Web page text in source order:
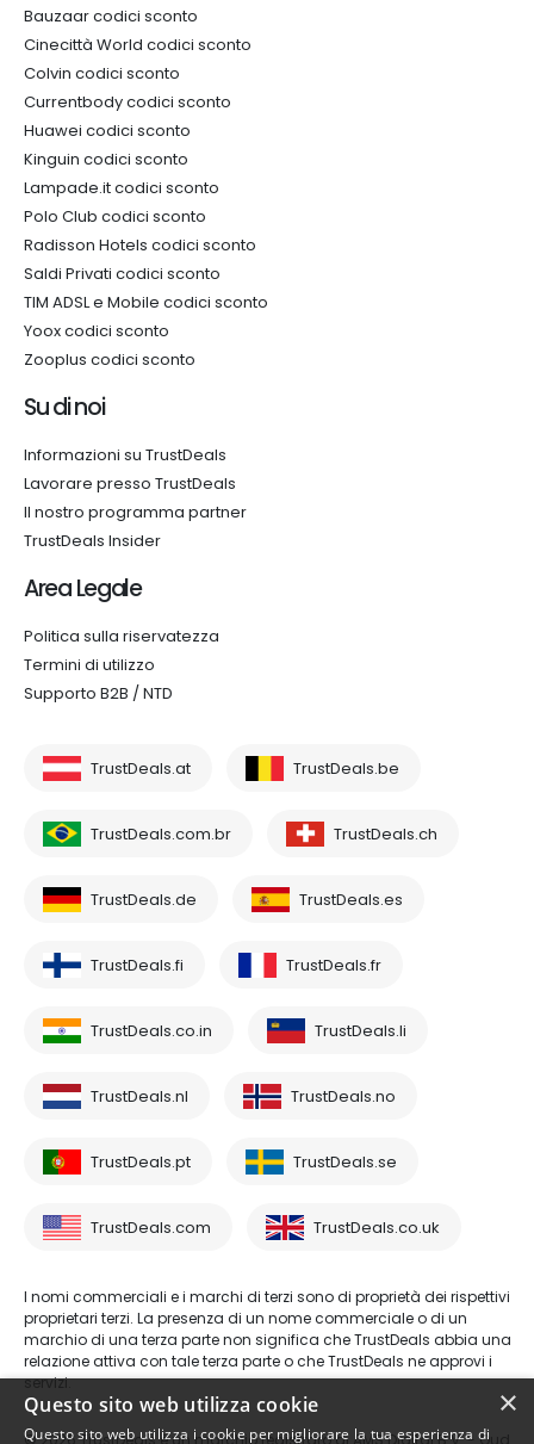
Bauzaar codici sconto
Cinecittà World codici sconto
Colvin codici sconto
Currentbody codici sconto
Huawei codici sconto
Kinguin codici sconto
Lampade.it codici sconto
Polo Club codici sconto
Radisson Hotels codici sconto
Saldi Privati codici sconto
TIM ADSL e Mobile codici sconto
Yoox codici sconto
Zooplus codici sconto
Su di noi
Informazioni su TrustDeals
Lavorare presso TrustDeals
Il nostro programma partner
TrustDeals Insider
Area Legale
Politica sulla riservatezza
Termini di utilizzo
Supporto B2B / NTD
TrustDeals.at TrustDeals.be
TrustDeals.com.br TrustDeals.ch
TrustDeals.de TrustDeals.es
TrustDeals.fi TrustDeals.fr
TrustDeals.co.in TrustDeals.li
TrustDeals.nl TrustDeals.no
TrustDeals.pt TrustDeals.se
TrustDeals.com TrustDeals.co.uk
I nomi commerciali e i marchi di terzi sono di proprietà dei rispettivi
proprietari terzi. La presenza di un nome commerciale o di un
marchio di una terza parte non significa che TrustDeals abbia una
relazione attiva con tale terza parte o che TrustDeals ne approvi i
servizi.
© 2026 TrustDeals è un marchio registrato di AMS Digital B.V. - Oud
×
Questo sito web utilizza cookie
Questo sito web utilizza i cookie per migliorare la tua esperienza di